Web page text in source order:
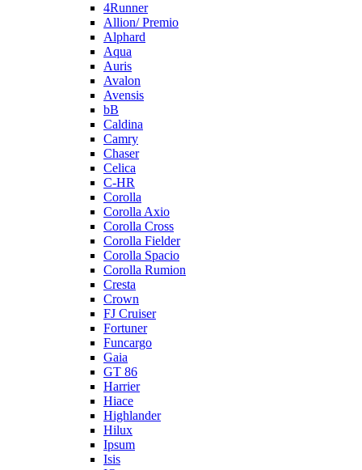
4Runner
Allion/ Premio
Alphard
Aqua
Auris
Avalon
Avensis
bB
Caldina
Camry
Chaser
Celica
C-HR
Corolla
Corolla Axio
Corolla Cross
Corolla Fielder
Corolla Spacio
Corolla Rumion
Cresta
Crown
FJ Cruiser
Fortuner
Funcargo
Gaia
GT 86
Harrier
Hiace
Highlander
Hilux
Ipsum
Isis